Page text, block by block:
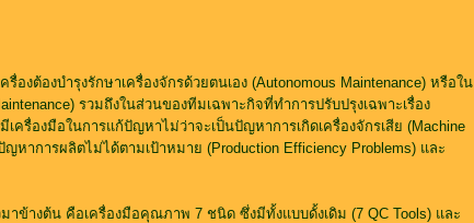
งต้องบำรุงรักษาเครื่องจักรด้วยตนเอง (Autonomous Maintenance) หรือใน
รวมถึงในส่วนของทีมเฉพาะกิจที่ทำการปรับปรุงเฉพาะเรื่อง
ครื่องมือในการแก้ปัญหาไม่ว่าจะเป็นปัญหาการเกิดเครื่องจักรเสีย (Machine
ญหาการผลิตไม่ได้ตามเป้าหมาย (Production Efficiency Problems) และ
ข้างต้น คือเครื่องมือคุณภาพ 7 ชนิด ซึ่งมีทั้งแบบดั้งเดิม (7 QC Tools) และ